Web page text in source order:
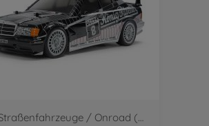
RC Straßenfahrzeuge / Onroad (2WD/4WD)